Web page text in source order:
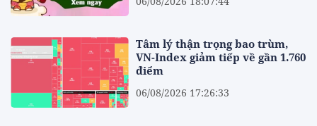
Tâm lý thận trọng bao trùm,
VN-Index giảm tiếp về gần 1.760
điểm
06/08/2026 17:26:33